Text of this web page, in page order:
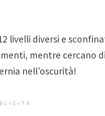
livelli diversi e
mentre cercano
nell’oscurità!